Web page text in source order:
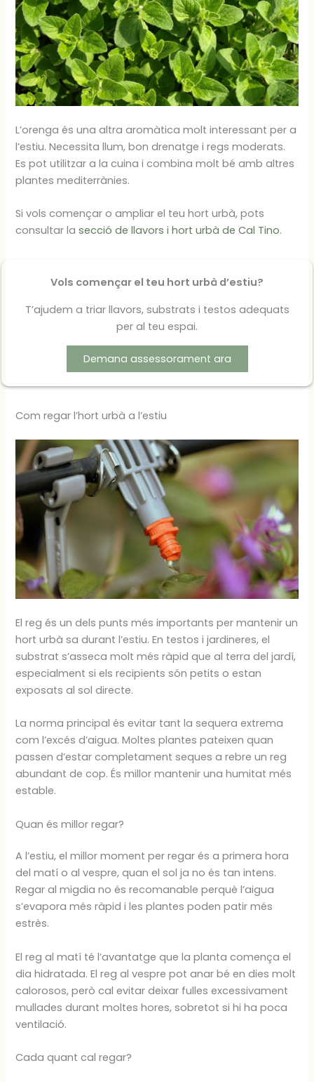
L’orenga és una altra aromàtica molt interessant per a
l’estiu. Necessita llum, bon drenatge i regs moderats.
Es pot utilitzar a la cuina i combina molt bé amb altres
plantes mediterrànies.
Si vols començar o ampliar el teu hort urbà, pots
consultar lasecció de llavors i hort urbà de Cal Tino.
Vols començar el teu hort urbà d’estiu?
T’ajudem a triar llavors, substrats i testos adequats
per al teu espai.
Demana assessorament ara
Com regar l’hort urbà a l’estiu
El reg és un dels punts més importants per mantenir un
hort urbà sa durant l’estiu. En testos i jardineres, el
substrat s’asseca molt més ràpid que al terra del jardí,
especialment si els recipients són petits o estan
exposats al sol directe.
La norma principal és evitar tant la sequera extrema
com l’excés d’aigua. Moltes plantes pateixen quan
passen d’estar completament seques a rebre un reg
abundant de cop. És millor mantenir una humitat més
estable.
Quan és millor regar?
A l’estiu, el millor moment per regar és a primera hora
del matí o al vespre, quan el sol ja no és tan intens.
Regar al migdia no és recomanable perquè l’aigua
s’evapora més ràpid i les plantes poden patir més
estrès.
El reg al matí té l’avantatge que la planta comença el
dia hidratada. El reg al vespre pot anar bé en dies molt
calorosos, però cal evitar deixar fulles excessivament
mullades durant moltes hores, sobretot si hi ha poca
ventilació.
Cada quant cal regar?